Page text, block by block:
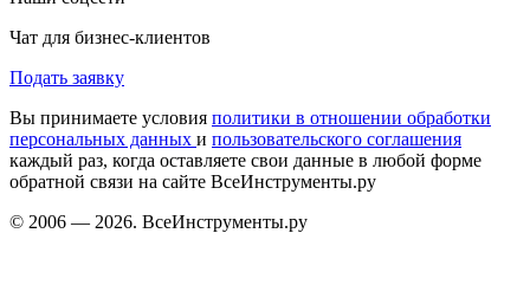
Чат для бизнес-клиентов
Подать заявку
Вы принимаете условия политики в отношении обработки
персональных данных и пользовательского соглашения
каждый раз, когда оставляете свои данные в любой форме
обратной связи на сайте ВсеИнструменты.ру
© 2006 — 2026. ВсеИнструменты.ру